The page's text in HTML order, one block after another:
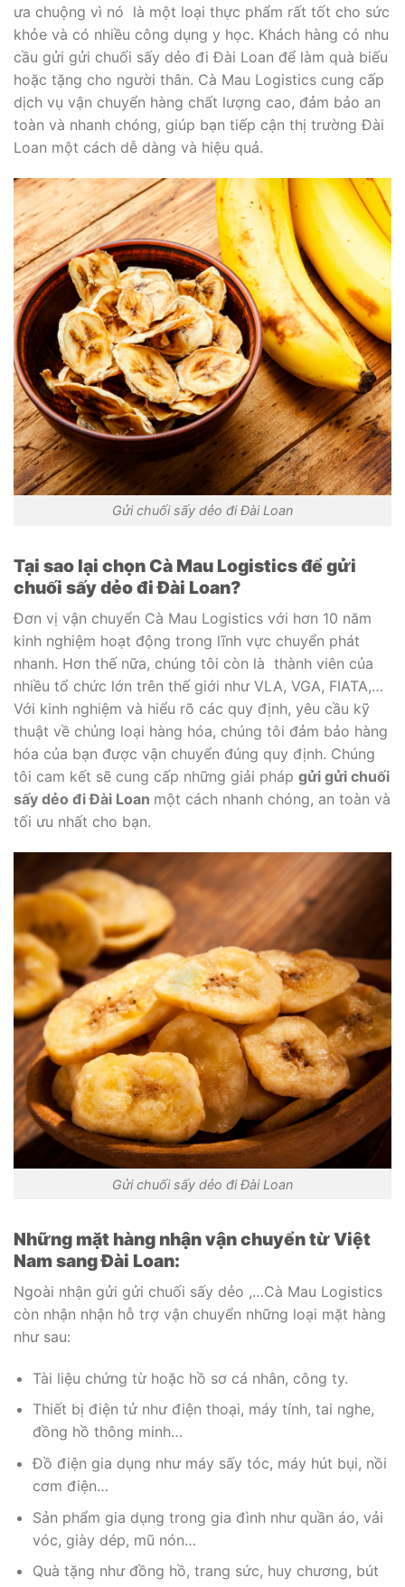
ưa chuộng vì nó là một loại thực phẩm rất tốt cho sức
khỏe và có nhiều công dụng y học. Khách hàng có nhu
cầu gửi gửi chuối sấy dẻo đi Đài Loan để làm quà biếu
hoặc tặng cho người thân. Cà Mau Logistics cung cấp
dịch vụ vận chuyển hàng chất lượng cao, đảm bảo an
toàn và nhanh chóng, giúp bạn tiếp cận thị trường Đài
Loan một cách dễ dàng và hiệu quả.
Gửi chuối sấy dẻo đi Đài Loan
Tại sao lại chọn Cà Mau Logistics để gửi
chuối sấy dẻo đi Đài Loan?
Đơn vị vận chuyển Cà Mau Logistics với hơn 10 năm
kinh nghiệm hoạt động trong lĩnh vực chuyển phát
nhanh. Hơn thế nữa, chúng tôi còn là thành viên của
nhiều tổ chức lớn trên thế giới như VLA, VGA, FIATA,…
Với kinh nghiệm và hiểu rõ các quy định, yêu cầu kỹ
thuật về chủng loại hàng hóa, chúng tôi đảm bảo hàng
hóa của bạn được vận chuyển đúng quy định. Chúng
tôi cam kết sẽ cung cấp những giải pháp gửi gửi chuối
sấy dẻo đi Đài Loan một cách nhanh chóng, an toàn và
tối ưu nhất cho bạn.
Gửi chuối sấy dẻo đi Đài Loan
Những mặt hàng nhận vận chuyển từ Việt
Nam sang Đài Loan:
Ngoài nhận gửi gửi chuối sấy dẻo ,…Cà Mau Logistics
còn nhận nhận hỗ trợ vận chuyển những loại mặt hàng
như sau:
Tài liệu chứng từ hoặc hồ sơ cá nhân, công ty.
Thiết bị điện tử như điện thoại, máy tính, tai nghe,
đồng hồ thông minh…
Đồ điện gia dụng như máy sấy tóc, máy hút bụi, nồi
cơm điện…
Sản phẩm gia dụng trong gia đình như quần áo, vải
vóc, giày dép, mũ nón…
Quà tặng như đồng hồ, trang sức, huy chương, bút